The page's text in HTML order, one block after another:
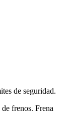
de seguridad.
frenos. Frena